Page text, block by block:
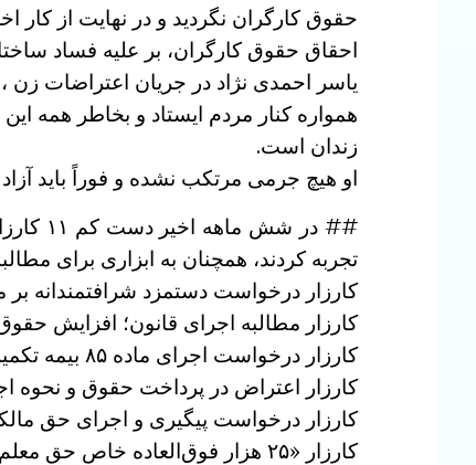
حقوق کارگران نگردید و در نهایت از کار
احقاق حقوق کارگران، بر علیه فساد
زندان است.
او هیچ جرمی مرتکب نشده و فوراً باید
##
تجربه کردند، همچنان به ابزاری برای
کارزار درخواست دستمزد شرافتمندانه
کارزار مطالبه اجرای قانون؛ افزایش
کارزار درخواست اجرای ماده ۸۵ بیمه تکمیلی بازنشستگان همانند شاغلان
کارزار اعتراض در پرداخت حقوق و نحوه
کارزار درخواست پیگیری و اجرای حق
کارزار «۲۵ هزار فوق‌العاده خاص حق معلم است»